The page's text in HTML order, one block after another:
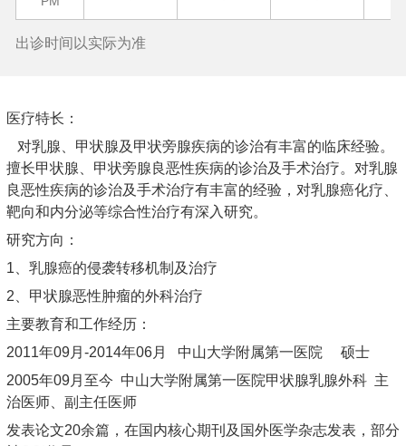
出诊时间以实际为准
医疗特长：
对乳腺、甲状腺及甲状旁腺疾病的诊治有丰富的临床经验。
擅长甲状腺、甲状旁腺良恶性疾病的诊治及手术治疗。对乳腺
良恶性疾病的诊治及手术治疗有丰富的经验，对乳腺癌化疗、
靶向和内分泌等综合性治疗有深入研究。
研究方向：
1、乳腺癌的侵袭转移机制及治疗
2、甲状腺恶性肿瘤的外科治疗
主要教育和工作经历：
2011年09月-2014年06月 中山大学附属第一医院 硕士
2005年09月至今 中山大学附属第一医院甲状腺乳腺外科 主
治医师、副主任医师
发表论文20余篇，在国内核心期刊及国外医学杂志发表，部分